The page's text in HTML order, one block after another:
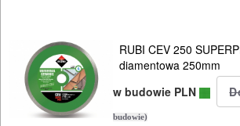
180mm
200mm
RUBI CEV 250
diamentowa 250mm
w budowie PLN
budowie)